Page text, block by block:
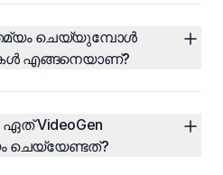
ചെയ്യുമ്പോൾ
എങ്ങനെയാണ്?
ഏത് VideoGen
ചെയ്യേണ്ടത്?